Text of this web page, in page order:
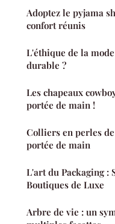
Adoptez le pyjama
confort réunis
L'éthique de la
durable ?
Les chapeaux
portée de main !
Colliers en perles
portée de main
L'art du Packaging :
Boutiques de Luxe
Arbre de vie : un